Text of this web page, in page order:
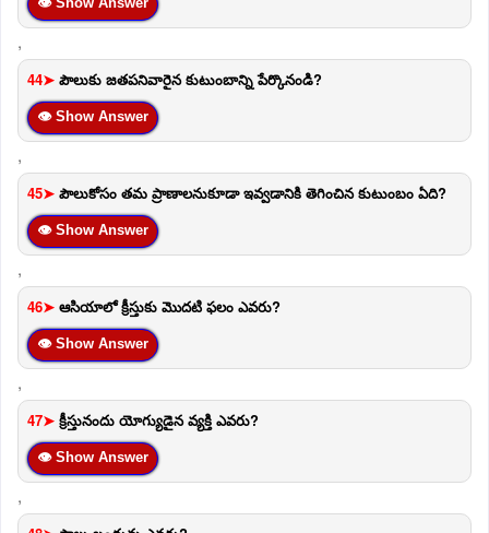
,
44➤ పౌలుకు జతపనివారైన కుటుంబాన్ని పేర్కొనండి?
👁 Show Answer
,
45➤ పౌలుకోసం తమ ప్రాణాలనుకూడా ఇవ్వడానికి తెగించిన కుటుంబం ఏది?
👁 Show Answer
,
46➤ ఆసియాలో క్రీస్తుకు మొదటి ఫలం ఎవరు?
👁 Show Answer
,
47➤ క్రీస్తునందు యోగ్యుడైన వ్యక్తి ఎవరు?
👁 Show Answer
,